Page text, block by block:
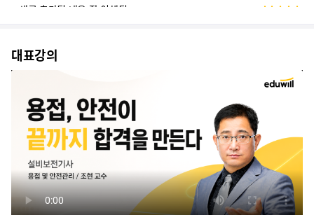
전문가의 꼼꼼한 설명 감사합니다
합격의 자신감, 설비보전기사로 이어갑니다
개념 설명이 정말 꼼꼼하십니다.
조현 교수님 추천합니다!
대표강의